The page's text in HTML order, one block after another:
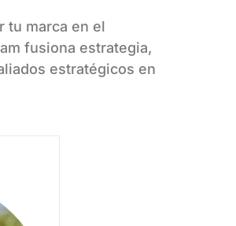
tu marca en el
fusiona estrategia,
estratégicos en